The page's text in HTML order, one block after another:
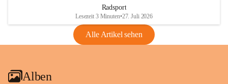
VBl. EU Nr. 18_2026
Radsport
Lesezeit 3 Minuten•27. Juli 2026
Alle Artikel sehen
Alben